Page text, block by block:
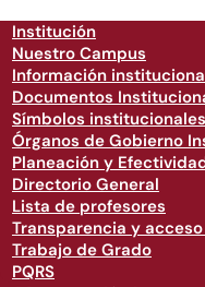
Institución
Nuestro Campus
Información
Documentos
Símbolos institucionales
Órganos de Gobierno
Planeación y
Directorio General
Lista de profesores
Transparencia y
Trabajo de Grado
PQRS